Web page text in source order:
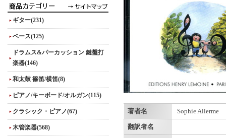
ギター(231)
ベース(125)
ドラムス&パーカッション 鍵盤打
楽器(146)
和太鼓 篠笛/横笛(8)
ピアノ/キーボード/オルガン(115)
クラシック・ピアノ(67)
木管楽器(568)
著者名 Sophie Allerme
翻訳者名